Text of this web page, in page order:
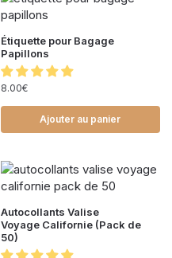
Étiquette pour Bagage
Papillons
8.00€
Ajouter au panier
Autocollants Valise
Voyage Californie (Pack de
50)